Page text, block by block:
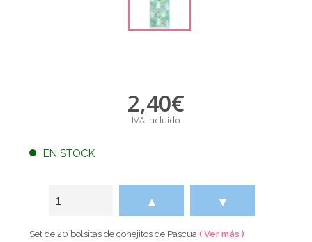
2,40€
IVA incluido
EN STOCK
▲ ▼
Set de 20 bolsitas de conejitos de Pascua( Ver más )